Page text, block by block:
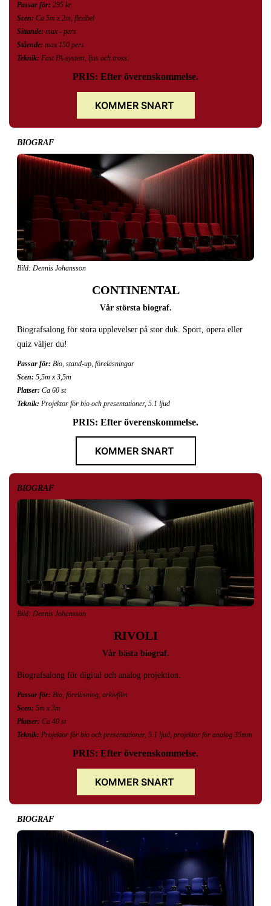
Passar för: 295 kr
Scen: Ca 5m x 2m, flexibel
Sittande: max - pers
Stående: max 150 pers
Teknik: Fast PA-system, ljus och tross.
PRIS: Efter överenskommelse.
KOMMER SNART
BIOGRAF
Bild: Dennis Johansson
CONTINENTAL
Vår största biograf.
Biografsalong för stora upplevelser på stor duk. Sport, opera eller
quiz väljer du!
Passar för: Bio, stand-up, föreläsningar
Scen: 5,5m x 3,5m
Platser: Ca 60 st
Teknik: Projektor för bio och presentationer, 5.1 ljud
PRIS: Efter överenskommelse.
KOMMER SNART
BIOGRAF
Bild: Dennis Johansson
RIVOLI
Vår bästa biograf.
Biografsalong för digital och analog projektion.
Passar för: Bio, föreläsning, arkivfilm
Scen: 5m x 3m
Platser: Ca 40 st
Teknik: Projektor för bio och presentationer, 5.1 ljud, projektor för analog 35mm
PRIS: Efter överenskommelse.
KOMMER SNART
BIOGRAF